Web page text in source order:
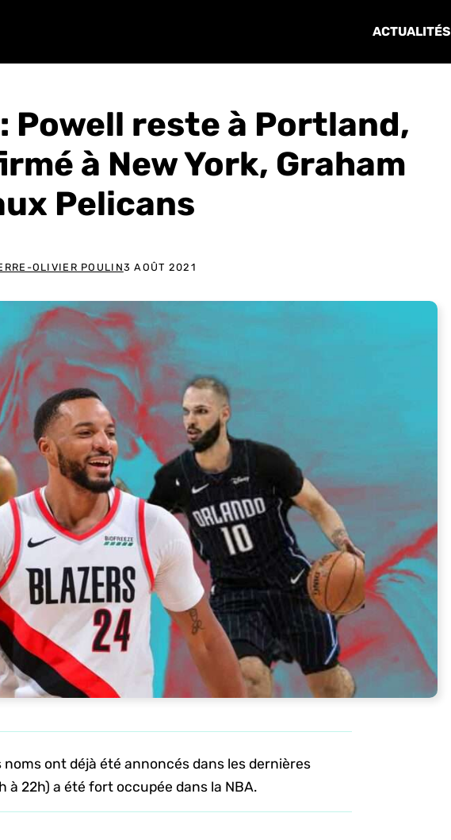
ACTUALITÉS
Powell reste à Portland,
à New York, Graham
Pelicans
OLIVIER POULIN3 AOÛT 2021
noms ont déjà été annoncés dans les dernières
à 22h) a été fort occupée dans la NBA.